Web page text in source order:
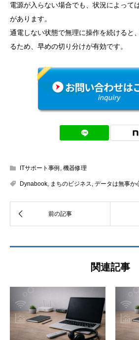
電源が入らない場合でも、状況によって
があります。
通電しない状態で無理に操作を続けると
るため、早めの切り分けが有効です。
ITサポート事例 機器修理
Dynabook まちのビジネス データは無事か
関連記事
ご相談内容